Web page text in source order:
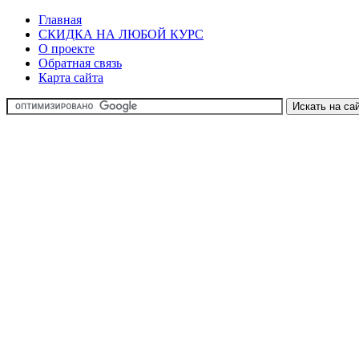
Главная
СКИДКА НА ЛЮБОЙ КУРС
О проекте
Обратная связь
Карта сайта